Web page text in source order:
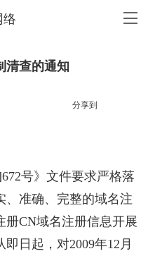
清查的通知
分享到
号》文件要求严格落
、准确、完整的域名注
册CN域名注册信息开展
日起，对2009年12月